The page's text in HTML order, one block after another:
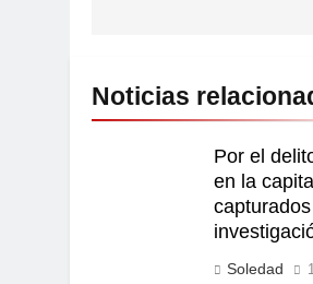
Noticias
Por el
en la
Soledad